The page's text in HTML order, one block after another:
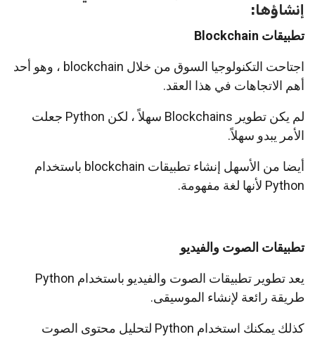
إنشاؤها:
تطبيقات Blockchain
اجتاحت التكنولوجيا السوق من خلال blockchain ، وهو أحد
أهم الاتجاهات في هذا العقد.
لم يكن تطوير Blockchains سهلاً ، لكن Python جعلت
الأمر يبدو سهلاً.
أيضا من الأسهل إنشاء تطبيقات blockchain باستخدام
Python لأنها لغة مفهومة.
تطبيقات الصوت والفيديو
يعد تطوير تطبيقات الصوت والفيديو باستخدام Python
طريقة رائعة لإنشاء الموسيقى.
كذلك يمكنك استخدام Python لتحليل محتوى الصوت